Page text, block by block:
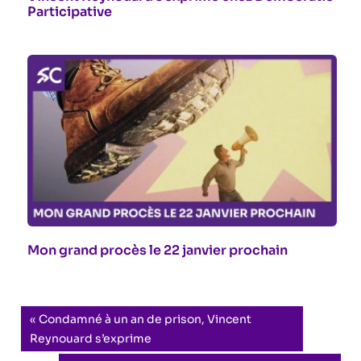
Participative
Mon grand procès le 22 janvier prochain
Navigation
de
Previous
Post:
Condamné à un an de prison, Vincent
Reynouard s’exprime